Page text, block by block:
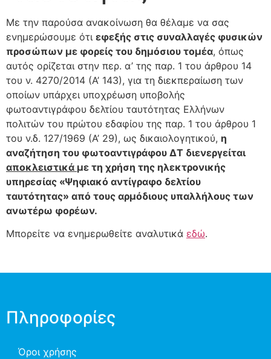
Με την παρούσα ανακοίνωση θα θέλαμε να σας
ενημερώσουμε ότι εφεξής στις συναλλαγές φυσικών
προσώπων με φορείς του δημόσιου τομέα, όπως
αυτός ορίζεται στην περ. α’ της παρ. 1 του άρθρου 14
του ν. 4270/2014 (Α’ 143), για τη διεκπεραίωση των
οποίων υπάρχει υποχρέωση υποβολής
φωτοαντιγράφου δελτίου ταυτότητας Ελλήνων
πολιτών του πρώτου εδαφίου της παρ. 1 του άρθρου 1
του ν.δ. 127/1969 (Α’ 29), ως δικαιολογητικού, η
αναζήτηση του φωτοαντιγράφου ΔΤ διενεργείται
αποκλειστικά με τη χρήση της ηλεκτρονικής
υπηρεσίας «Ψηφιακό αντίγραφο δελτίου
ταυτότητας» από τους αρμόδιους υπαλλήλους των
ανωτέρω φορέων.
Μπορείτε να ενημερωθείτε αναλυτικά εδώ.
Πληροφορίες
Όροι χρήσης